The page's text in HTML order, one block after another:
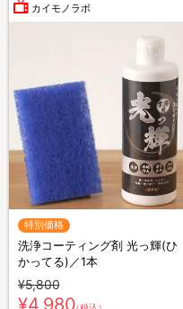
カイモノラボ
特別価格
洗浄コーティング剤 光っ輝(ひ
かってる)／1本
¥5,800
¥4,980